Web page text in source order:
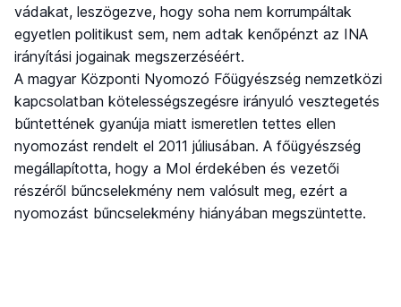
vádakat, leszögezve, hogy soha nem korrumpáltak
egyetlen politikust sem, nem adtak kenőpénzt az INA
irányítási jogainak megszerzéséért.
A magyar Központi Nyomozó Főügyészség nemzetközi
kapcsolatban kötelességszegésre irányuló vesztegetés
bűntettének gyanúja miatt ismeretlen tettes ellen
nyomozást rendelt el 2011 júliusában. A főügyészség
megállapította, hogy a Mol érdekében és vezetői
részéről bűncselekmény nem valósult meg, ezért a
nyomozást bűncselekmény hiányában megszüntette.